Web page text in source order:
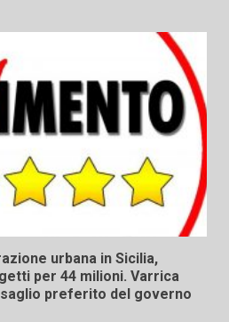
urbana in Sicilia,
per 44 milioni. Varrica
preferito del governo